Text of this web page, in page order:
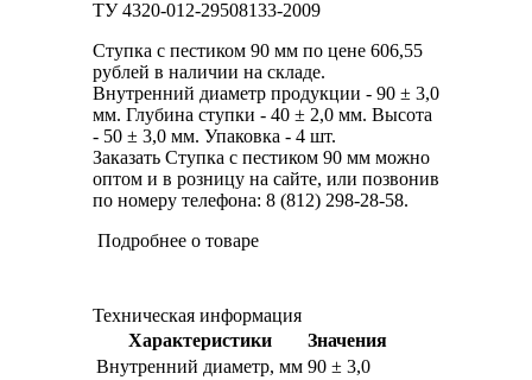
ТУ 4320-012-29508133-2009
Ступка с пестиком 90 мм по цене 606,55
рублей в наличии на складе.
Внутренний диаметр продукции - 90 ± 3,0
мм. Глубина ступки - 40 ± 2,0 мм. Высота
- 50 ± 3,0 мм. Упаковка - 4 шт.
Заказать Ступка с пестиком 90 мм можно
оптом и в розницу на сайте, или позвонив
по номеру телефона: 8 (812) 298-28-58.
Подробнее о товаре
Техническая информация
Характеристики
Значения
Внутренний диаметр, мм 90 ± 3,0